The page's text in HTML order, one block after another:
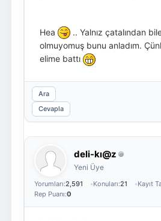
Hea
.. Yalnız çatalından
olmuyomuş bunu anladım.
elime battı
Ara
Cevapla
deli-kı@z
Yeni Üye
Yorumları:2,591 Konuları:21 Kayıt
Rep Puanı:0